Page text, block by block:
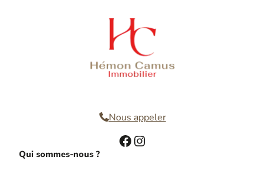
Nous appeler
Facebook Instagram
Qui sommes-nous ?